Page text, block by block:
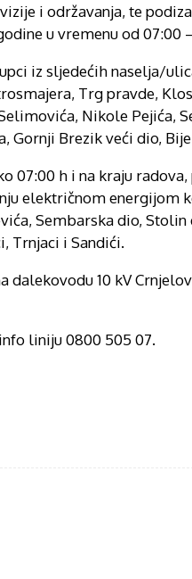
i održavanja, te
u vremenu od
iz sljedećih naselja/
Trg pravde,
Nikole Pejića,
Gornji Brezik veći dio,
07:00 h i na kraju
električnom energijom
Sembarska dio,
Trnjaci i Sandići.
dalekovodu 10 kV
liniju 0800 505 07.